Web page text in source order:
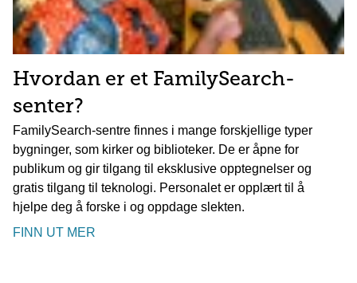
Hvordan er et FamilySearch-
senter?
FamilySearch-sentre finnes i mange forskjellige typer
bygninger, som kirker og biblioteker. De er åpne for
publikum og gir tilgang til eksklusive opptegnelser og
gratis tilgang til teknologi. Personalet er opplært til å
hjelpe deg å forske i og oppdage slekten.
FINN UT MER